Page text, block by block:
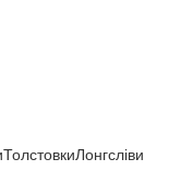
ТолстовкиЛонгсліви